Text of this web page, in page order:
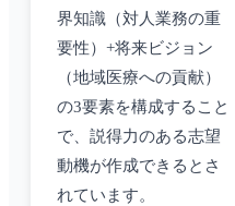
界知識（対人業務の重
要性）+将来ビジョン
（地域医療への貢献）
の3要素を構成すること
で、説得力のある志望
動機が作成できるとさ
れています。